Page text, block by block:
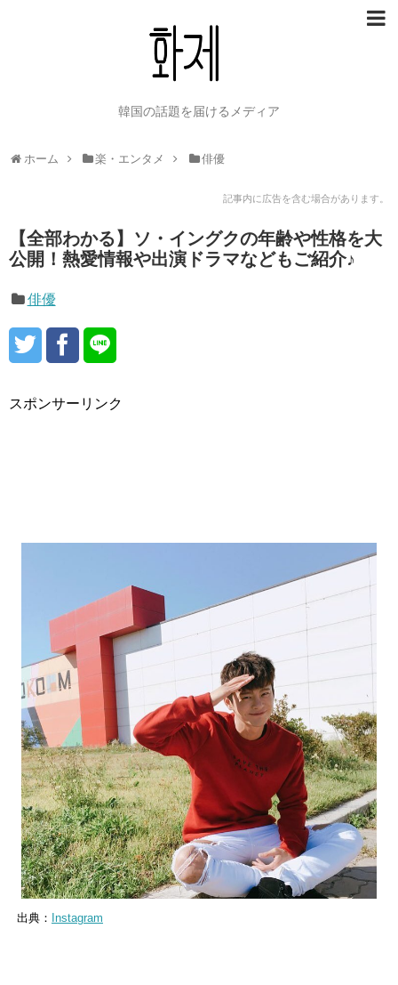
韓国の話題を届けるメディア
ホーム 楽・エンタメ 俳優
記事内に広告を含む場合があります。
【全部わかる】ソ・イングクの年齢や性格を大
公開！熱愛情報や出演ドラマなどもご紹介♪
俳優
スポンサーリンク
出典： Instagram